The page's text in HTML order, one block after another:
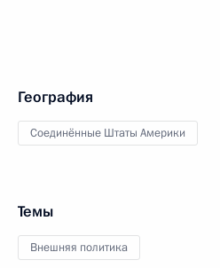
География
Соединённые Штаты Америки
Темы
Внешняя политика